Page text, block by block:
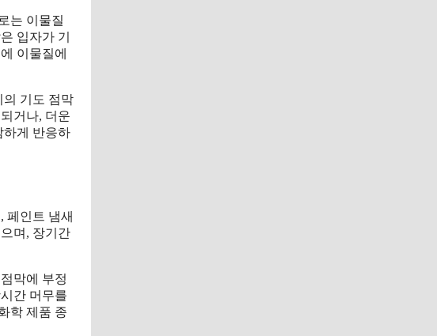
는 이물질
입자가 기
이물질에
의 기도 점막
거나, 더운
하게 반응하
페인트 냄새
며, 장기간
막에 부정
간 머무를
학 제품 종